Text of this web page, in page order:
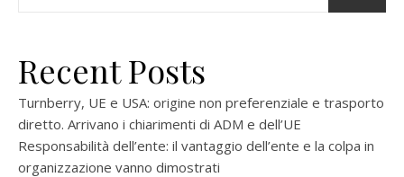
Recent Posts
Turnberry, UE e USA: origine non preferenziale e trasporto
diretto. Arrivano i chiarimenti di ADM e dell’UE
Responsabilità dell’ente: il vantaggio dell’ente e la colpa in
organizzazione vanno dimostrati